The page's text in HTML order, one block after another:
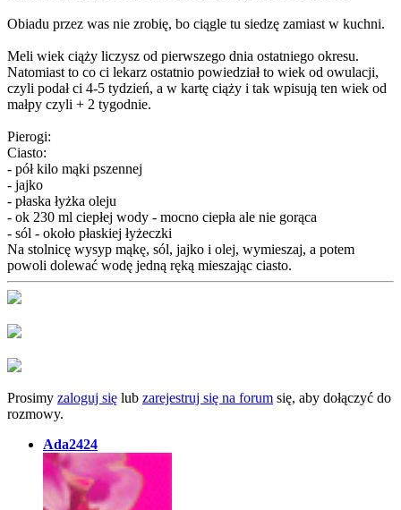
Obiadu przez was nie zrobię, bo ciągle tu siedzę zamiast w kuchni.
Meli wiek ciąży liczysz od pierwszego dnia ostatniego okresu.
Natomiast to co ci lekarz ostatnio powiedział to wiek od owulacji,
czyli podał ci 4-5 tydzień, a w kartę ciąży i tak wpisują ten wiek od
małpy czyli + 2 tygodnie.
Pierogi:
Ciasto:
- pół kilo mąki pszennej
- jajko
- płaska łyżka oleju
- ok 230 ml ciepłej wody - mocno ciepła ale nie gorąca
- sól - około płaskiej łyżeczki
Na stolnicę wysyp mąkę, sól, jajko i olej, wymieszaj, a potem
powoli dolewać wodę jedną ręką mieszając ciasto.
Prosimy zaloguj się lub zarejestruj się na forum się, aby dołączyć do
rozmowy.
Ada2424